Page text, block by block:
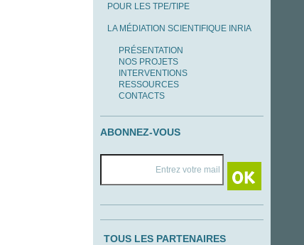
POUR LES TPE/TIPE
LA MÉDIATION SCIENTIFIQUE INRIA
PRÉSENTATION
NOS PROJETS
INTERVENTIONS
RESSOURCES
CONTACTS
ABONNEZ-VOUS
TOUS LES PARTENAIRES